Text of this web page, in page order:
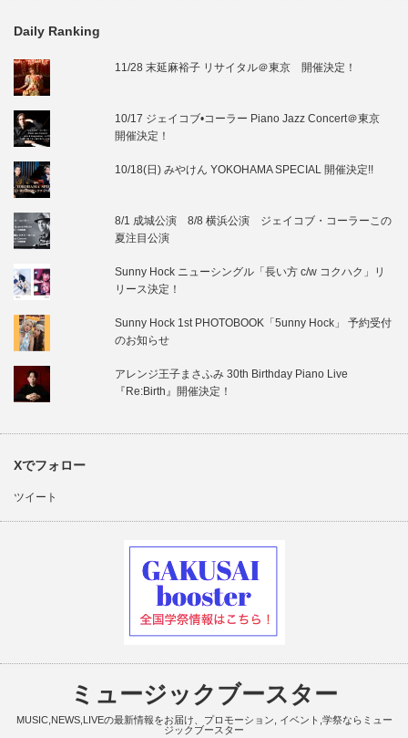
Daily Ranking
11/28 末延麻裕子 リサイタル＠東京 開催決定！
10/17 ジェイコブ•コーラー Piano Jazz Concert＠東京
開催決定！
10/18(日) みやけん YOKOHAMA SPECIAL 開催決定!!
8/1 成城公演 8/8 横浜公演 ジェイコブ・コーラーこの
夏注目公演
Sunny Hock ニューシングル「長い方 c/w コクハク」リ
リース決定！
Sunny Hock 1st PHOTOBOOK「5unny Hock」 予約受付
のお知らせ
アレンジ王子まさふみ 30th Birthday Piano Live
『Re:Birth』開催決定！
Xでフォロー
ツイート
ミュージックブースター
MUSIC,NEWS,LIVEの最新情報をお届け、プロモーション, イベント,学祭ならミュー
ジックブースター